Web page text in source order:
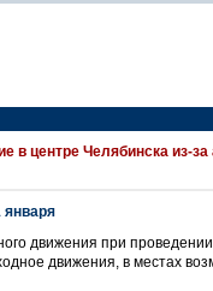
в центре Челябинска из-за
января
движения при
движения, в местах